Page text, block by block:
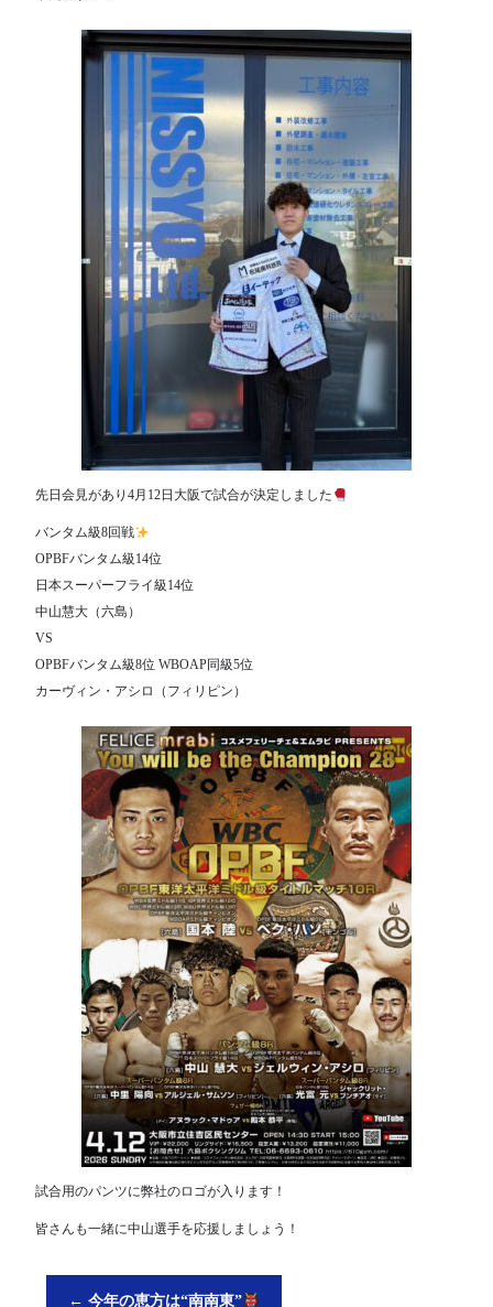
先日会見があり4月12日大阪で試合が決定しました
バンタム級8回戦
OPBFバンタム級14位
日本スーパーフライ級14位
中山慧大（六島）
VS
OPBFバンタム級8位 WBOAP同級5位
カーヴィン・アシロ（フィリピン）
試合用のパンツに弊社のロゴが入ります！
皆さんも一緒に中山選手を応援しましょう！
← 今年の恵方は“南南東”